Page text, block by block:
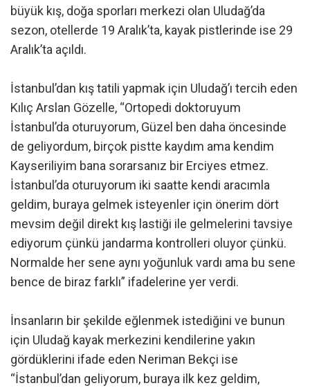
büyük kış, doğa sporları merkezi olan Uludağ’da
sezon, otellerde 19 Aralık’ta, kayak pistlerinde ise 29
Aralık’ta açıldı.
İstanbul’dan kış tatili yapmak için Uludağ’ı tercih eden
Kılıç Arslan Gözelle, “Ortopedi doktoruyum
İstanbul’da oturuyorum, Güzel ben daha öncesinde
de geliyordum, birçok pistte kaydım ama kendim
Kayseriliyim bana sorarsanız bir Erciyes etmez.
İstanbul’da oturuyorum iki saatte kendi aracımla
geldim, buraya gelmek isteyenler için önerim dört
mevsim değil direkt kış lastiği ile gelmelerini tavsiye
ediyorum çünkü jandarma kontrolleri oluyor çünkü.
Normalde her sene aynı yoğunluk vardı ama bu sene
bence de biraz farklı” ifadelerine yer verdi.
İnsanların bir şekilde eğlenmek istediğini ve bunun
için Uludağ kayak merkezini kendilerine yakın
gördüklerini ifade eden Neriman Bekçi ise
“İstanbul’dan geliyorum, buraya ilk kez geldim,